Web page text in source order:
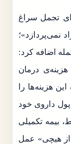
تجمل سراغ
نمی‌پردازد»؛
اضافه کرد:
درمان
هزینه‌ها را
پول داروی خود
بیمه تکمیلی
هیچی» عمل